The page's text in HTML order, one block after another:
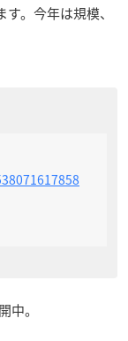
。今年は規模、
中。